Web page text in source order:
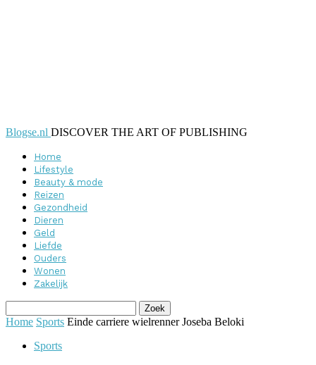
Blogse.nl DISCOVER THE ART OF PUBLISHING
Home
Lifestyle
Beauty & mode
Reizen
Gezondheid
Dieren
Geld
Liefde
Ouders
Wonen
Zakelijk
Home Sports Einde carriere wielrenner Joseba Beloki
Sports